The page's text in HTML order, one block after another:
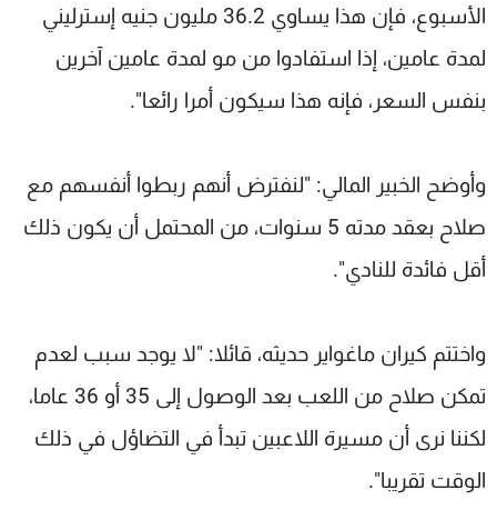
الأسبوع، فإن هذا يساوي 36.2 مليون جنيه إسترليني
لمدة عامين، إذا استفادوا من مو لمدة عامين آخرين
بنفس السعر، فإنه هذا سيكون أمرا رائعا".
وأوضح الخبير المالي: "لنفترض أنهم ربطوا أنفسهم مع
صلاح بعقد مدته 5 سنوات، من المحتمل أن يكون ذلك
أقل فائدة للنادي".
واختتم كيران ماغواير حديثه، قائلا: "لا يوجد سبب لعدم
تمكن صلاح من اللعب بعد الوصول إلى 35 أو 36 عاما،
لكننا نرى أن مسيرة اللاعبين تبدأ في التضاؤل في ذلك
الوقت تقريبا".